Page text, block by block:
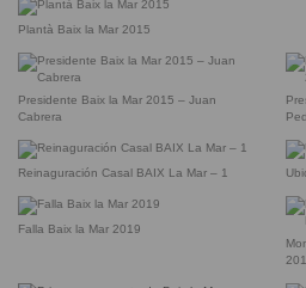
Plantà Baix la Mar 2015
Presidente Baix la Mar 2015 – Juan
Cabrera
Reinaguración Casal BAIX La Mar – 1
Falla Baix la Mar 2019